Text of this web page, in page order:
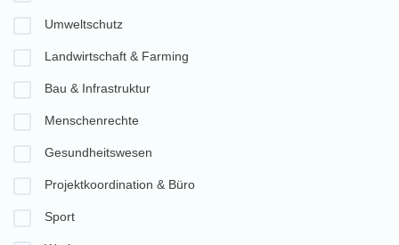
Umweltschutz
Landwirtschaft & Farming
Bau & Infrastruktur
Menschenrechte
Gesundheitswesen
Projektkoordination & Büro
Sport